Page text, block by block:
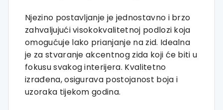
Njezino postavljanje je jednostavno i brzo
zahvaljujući visokokvalitetnoj podlozi koja
omogućuje lako prianjanje na zid. Idealna
je za stvaranje akcentnog zida koji će biti u
fokusu svakog interijera. Kvalitetno
izrađena, osigurava postojanost boja i
uzoraka tijekom godina.